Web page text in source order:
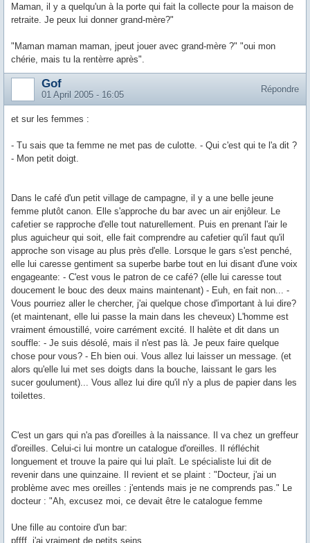
Maman, il y a quelqu'un à la porte qui fait la collecte pour la maison de
retraite. Je peux lui donner grand-mère?"
"Maman maman maman, jpeut jouer avec grand-mère ?" "oui mon
chérie, mais tu la rentèrre après".
Répondre
Gof
01 April 2005 - 16:05
et sur les femmes :
- Tu sais que ta femme ne met pas de culotte. - Qui c'est qui te l'a dit ?
- Mon petit doigt.
Dans le café d'un petit village de campagne, il y a une belle jeune
femme plutôt canon. Elle s'approche du bar avec un air enjôleur. Le
cafetier se rapproche d'elle tout naturellement. Puis en prenant l'air le
plus aguicheur qui soit, elle fait comprendre au cafetier qu'il faut qu'il
approche son visage au plus près d'elle. Lorsque le gars s'est penché,
elle lui caresse gentiment sa superbe barbe tout en lui disant d'une voix
engageante: - C'est vous le patron de ce café? (elle lui caresse tout
doucement le bouc des deux mains maintenant) - Euh, en fait non... -
Vous pourriez aller le chercher, j'ai quelque chose d'important à lui dire?
(et maintenant, elle lui passe la main dans les cheveux) L'homme est
vraiment émoustillé, voire carrément excité. Il halète et dit dans un
souffle: - Je suis désolé, mais il n'est pas là. Je peux faire quelque
chose pour vous? - Eh bien oui. Vous allez lui laisser un message. (et
alors qu'elle lui met ses doigts dans la bouche, laissant le gars les
sucer goulument)... Vous allez lui dire qu'il n'y a plus de papier dans les
toilettes.
C'est un gars qui n'a pas d'oreilles à la naissance. Il va chez un greffeur
d'oreilles. Celui-ci lui montre un catalogue d'oreilles. Il réfléchit
longuement et trouve la paire qui lui plaît. Le spécialiste lui dit de
revenir dans une quinzaine. Il revient et se plaint : "Docteur, j'ai un
problème avec mes oreilles : j'entends mais je ne comprends pas." Le
docteur : "Ah, excusez moi, ce devait être le catalogue femme
Une fille au contoire d'un bar:
pffff, j'ai vraiment de petits seins